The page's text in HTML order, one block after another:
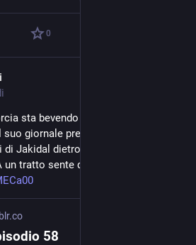
0
sta bevendo assonnata il suo
giornale preferito: il GW Official
Jakidal dietro di lei, non gli presta
un tratto sente qualcosa di freddo...
58